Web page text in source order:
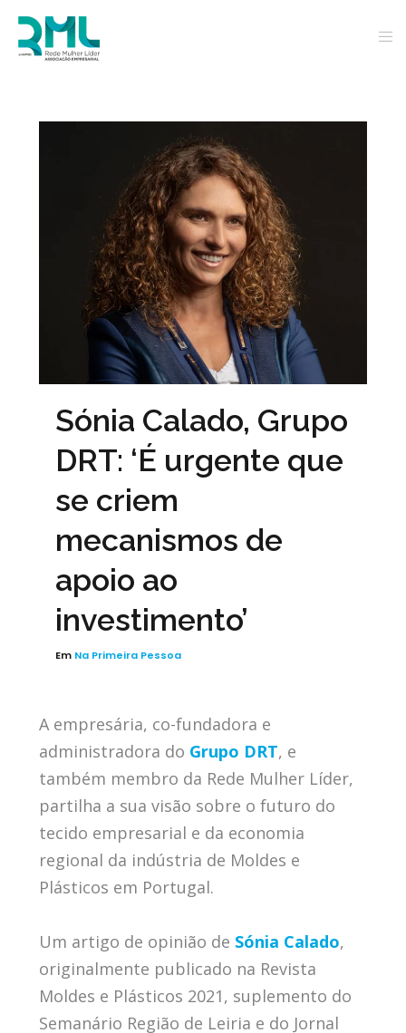
Sónia Calado, Grupo
DRT: ‘É urgente que
se criem
mecanismos de
apoio ao
investimento’
Em Na Primeira Pessoa
A empresária, co-fundadora e
administradora do Grupo DRT, e
também membro da Rede Mulher Líder,
partilha a sua visão sobre o futuro do
tecido empresarial e da economia
regional da indústria de Moldes e
Plásticos em Portugal.
Um artigo de opinião de Sónia Calado,
originalmente publicado na Revista
Moldes e Plásticos 2021, suplemento do
Semanário Região de Leiria e do Jornal